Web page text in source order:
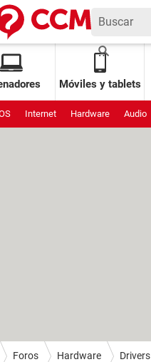
Móviles y tablets
Internet Hardware Audio
Foros Hardware Drivers